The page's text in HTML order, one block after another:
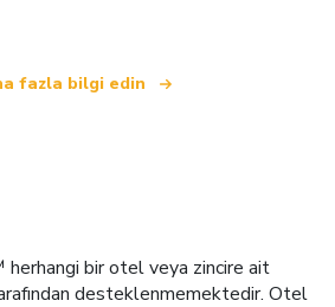
fazla bilgi edin
bir otel veya zincire ait
desteklenmemektedir. Otel